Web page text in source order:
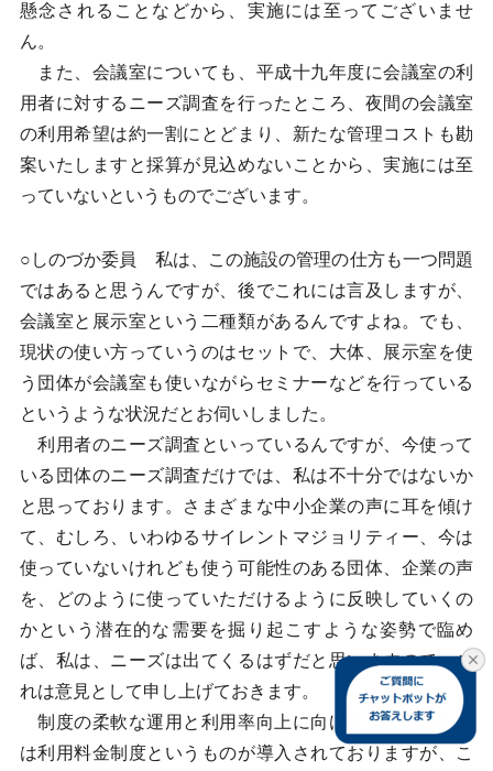
懸念されることなどから、実施には至ってございませ
ん。
また、会議室についても、平成十九年度に会議室の利
用者に対するニーズ調査を行ったところ、夜間の会議室
の利用希望は約一割にとどまり、新たな管理コストも勘
案いたしますと採算が見込めないことから、実施には至
っていないというものでございます。
○しのづか委員 私は、この施設の管理の仕方も一つ問題
ではあると思うんですが、後でこれには言及しますが、
会議室と展示室という二種類があるんですよね。でも、
現状の使い方っていうのはセットで、大体、展示室を使
う団体が会議室も使いながらセミナーなどを行っている
というような状況だとお伺いしました。
利用者のニーズ調査といっているんですが、今使って
いる団体のニーズ調査だけでは、私は不十分ではないか
と思っております。さまざまな中小企業の声に耳を傾け
て、むしろ、いわゆるサイレントマジョリティー、今は
使っていないけれども使う可能性のある団体、企業の声
を、どのように使っていただけるように反映していくの
かという潜在的な需要を掘り起こすような姿勢で臨め
ば、私は、ニーズは出てくるはずだと思いますので、こ
れは意見として申し上げておきます。
制度の柔軟な運用と利用率向上に向けて、この施設で
は利用料金制度というものが導入されておりますが、こ